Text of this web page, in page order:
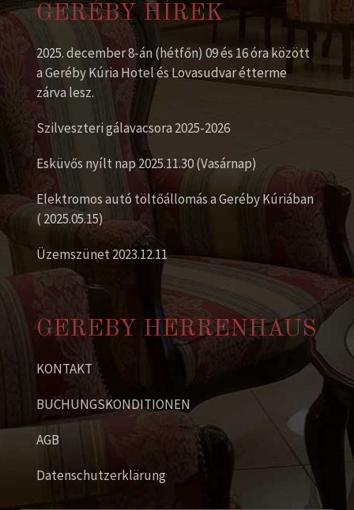
GERÉBY HÍREK
2025. december 8-án (hétfőn) 09 és 16 óra között
a Geréby Kúria Hotel és Lovasudvar étterme
zárva lesz.
Szilveszteri gálavacsora 2025-2026
Esküvős nyílt nap 2025.11.30 (Vasárnap)
Elektromos autó töltőállomás a Geréby Kúriában
( 2025.05.15)
Üzemszünet 2023.12.11
GEREBY HERRENHAUS
KONTAKT
BUCHUNGSKONDITIONEN
AGB
Datenschutzerklärung